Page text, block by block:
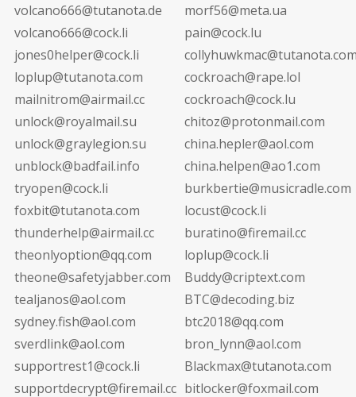
volcano666@tutanota.de
morf56@meta.ua
volcano666@cock.li
pain@cock.lu
jones0helper@cock.li
loplup@tutanota.com
cockroach@rape.lol
mailnitrom@airmail.cc
cockroach@cock.lu
unlock@royalmail.su
chitoz@protonmail.com
unlock@graylegion.su
china.hepler@aol.com
unblock@badfail.info
china.helpen@ao1.com
tryopen@cock.li
burkbertie@musicradle.com
foxbit@tutanota.com
locust@cock.li
thunderhelp@airmail.cc
buratino@firemail.cc
theonlyoption@qq.com
loplup@cock.li
theone@safetyjabber.com
Buddy@criptext.com
tealjanos@aol.com
BTC@decoding.biz
sydney.fish@aol.com
btc2018@qq.com
sverdlink@aol.com
bron_lynn@aol.com
supportrest1@cock.li
Blackmax@tutanota.com
supportdecrypt@firemail.cc bitlocker@foxmail.com